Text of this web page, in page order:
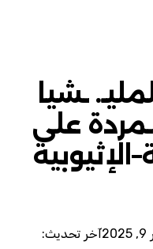
ـشيا
ـمردة على
آخر تحديث: